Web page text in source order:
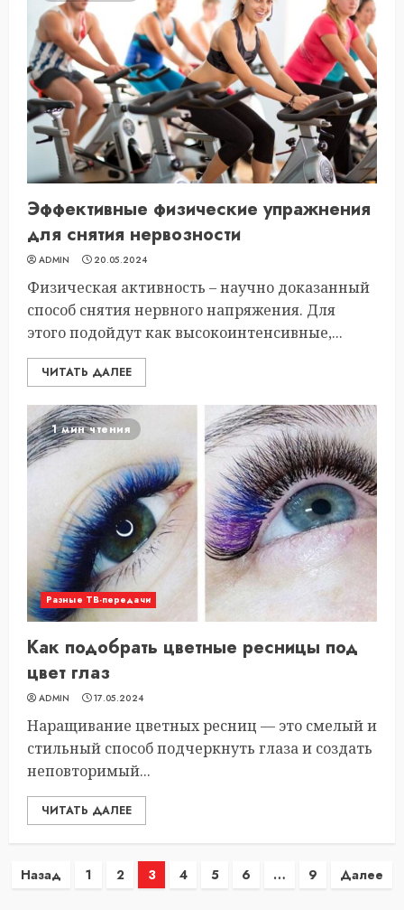
Эффективные физические упражнения
для снятия нервозности
ADMIN 20.05.2024
Физическая активность – научно доказанный
способ снятия нервного напряжения. Для
этого подойдут как высокоинтенсивные,...
ЧИТАТЬ ДАЛЕЕ
1 мин чтения
Разные ТВ-передачи
Как подобрать цветные ресницы под
цвет глаз
ADMIN 17.05.2024
Наращивание цветных ресниц — это смелый и
стильный способ подчеркнуть глаза и создать
неповторимый...
ЧИТАТЬ ДАЛЕЕ
Пагинация
Назад 1 2 3 4 5 6 … 9 Далее